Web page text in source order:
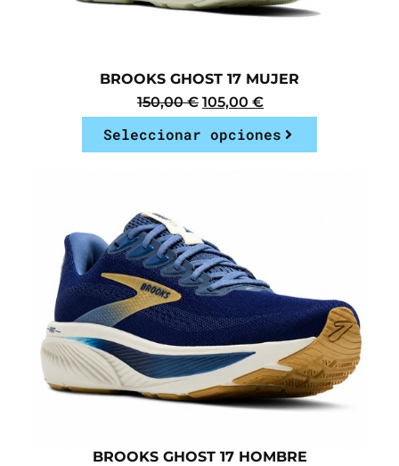
BROOKS GHOST 17 MUJER
150,00€ 105,00 €
Seleccionar opciones
BROOKS GHOST 17 HOMBRE